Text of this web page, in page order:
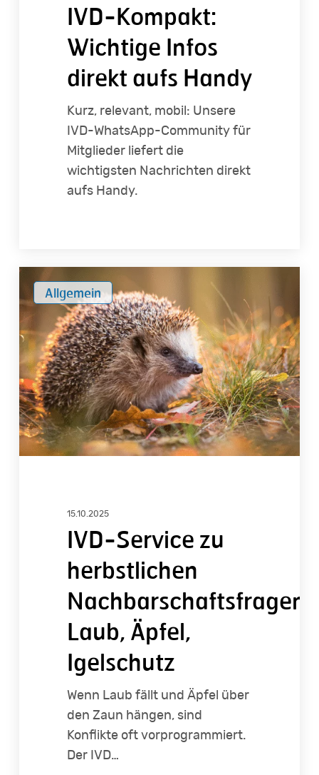
IVD-Kompakt:
Wichtige Infos
direkt aufs Handy
Kurz, relevant, mobil: Unsere
IVD-WhatsApp-Community für
Mitglieder liefert die
wichtigsten Nachrichten direkt
aufs Handy.
IVD-
Service
zu
herbstlichen
Nachbarschaftsfragen:
Laub,
Äpfel,
Igelschutz
Allgemein
15.10.2025
IVD-Service zu
herbstlichen
Nachbarschaftsfragen:
Laub, Äpfel,
Igelschutz
Wenn Laub fällt und Äpfel über
den Zaun hängen, sind
Konflikte oft vorprogrammiert.
Der IVD…